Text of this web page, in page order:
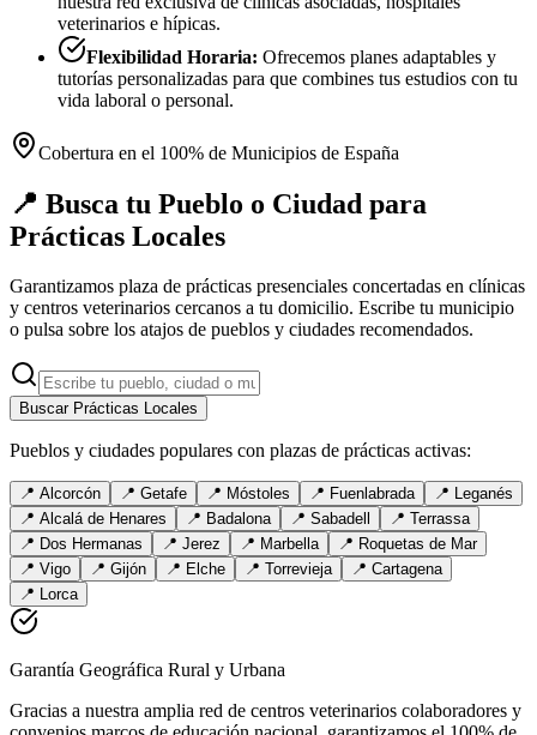
veterinarios e hípicas.
Flexibilidad Horaria: Ofrecemos planes adaptables y
tutorías personalizadas para que combines tus estudios con tu
vida laboral o personal.
Cobertura en el 100% de Municipios de España
📍 Busca tu Pueblo o Ciudad para
Prácticas Locales
Garantizamos plaza de prácticas presenciales concertadas en clínicas
y centros veterinarios cercanos a tu domicilio. Escribe tu municipio
o pulsa sobre los atajos de pueblos y ciudades recomendados.
Buscar Prácticas Locales
Pueblos y ciudades populares con plazas de prácticas activas:
📍 Alcorcón 📍 Getafe 📍 Móstoles 📍 Fuenlabrada 📍 Leganés
📍 Alcalá de Henares 📍 Badalona 📍 Sabadell 📍 Terrassa
📍 Dos Hermanas 📍 Jerez 📍 Marbella 📍 Roquetas de Mar
📍 Vigo 📍 Gijón 📍 Elche 📍 Torrevieja 📍 Cartagena
📍 Lorca
Garantía Geográfica Rural y Urbana
Gracias a nuestra amplia red de centros veterinarios colaboradores y